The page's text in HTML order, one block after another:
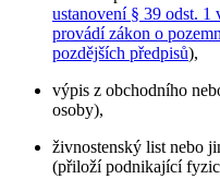
ustanovení § 39 odst. 1
provádí zákon o
pozdějších předpisů),
výpis z obchodního
osoby),
živnostenský list nebo
(přiloží podnikající